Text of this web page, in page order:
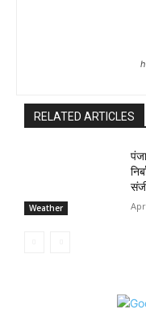
RELATED ARTICLES
Weather